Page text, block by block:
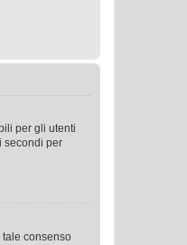
per gli utenti
secondi per
consenso